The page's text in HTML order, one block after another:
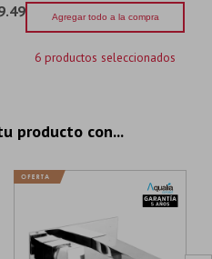
Agregar todo a la compra
6 productos seleccionados
producto con...